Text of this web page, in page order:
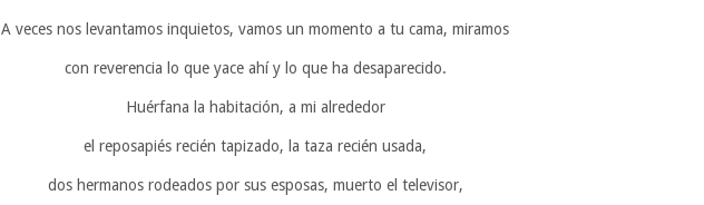
A veces nos levantamos inquietos, vamos un momento a tu cama, miramos
con reverencia lo que yace ahí y lo que ha desaparecido.
Huérfana la habitación, a mi alrededor
el reposapiés recién tapizado, la taza recién usada,
dos hermanos rodeados por sus esposas, muerto el televisor,